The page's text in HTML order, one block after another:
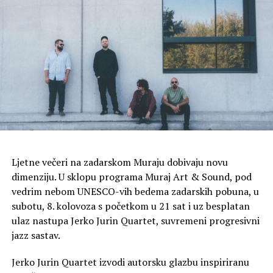
Zadarsku večer koja je na programu treći dan, 21.
Kako biste se što bolje pripremili, unaprijed provjerite i
cjelokupnu listu popusta koja se nalazi na web stranici
centra. (https://www.supernova-zadar.hr/super-
Ljetne večeri na zadarskom Muraju dobivaju novu
dimenziju. U sklopu programa Muraj Art & Sound, pod
vedrim nebom UNESCO-vih bedema zadarskih pobuna, u
subotu, 8. kolovoza s početkom u 21 sat i uz besplatan
ulaz nastupa Jerko Jurin Quartet, suvremeni progresivni
jazz sastav.
Jerko Jurin Quartet izvodi autorsku glazbu inspiriranu